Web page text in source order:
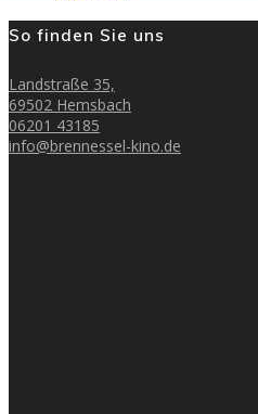
So finden Sie uns
Landstraße 35,
69502 Hemsbach
06201 43185
info@brennessel-kino.de